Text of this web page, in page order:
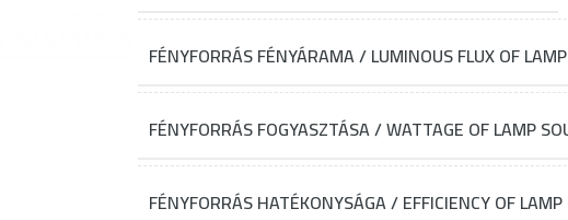
FÉNYFORRÁS FÉNYÁRAMA / LUMINOUS FLUX OF
FÉNYFORRÁS FOGYASZTÁSA / WATTAGE OF LAMP
FÉNYFORRÁS HATÉKONYSÁGA / EFFICIENCY OF